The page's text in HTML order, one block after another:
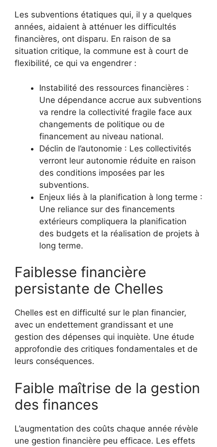
Les subventions étatiques qui, il y a quelques
années, aidaient à atténuer les difficultés
financières, ont disparu. En raison de sa
situation critique, la commune est à court de
flexibilité, ce qui va engendrer :
Instabilité des ressources financières :
Une dépendance accrue aux subventions
va rendre la collectivité fragile face aux
changements de politique ou de
financement au niveau national.
Déclin de l’autonomie : Les collectivités
verront leur autonomie réduite en raison
des conditions imposées par les
subventions.
Enjeux liés à la planification à long terme :
Une reliance sur des financements
extérieurs compliquera la planification
des budgets et la réalisation de projets à
long terme.
Faiblesse financière
persistante de Chelles
Chelles est en difficulté sur le plan financier,
avec un endettement grandissant et une
gestion des dépenses qui inquiète. Une étude
approfondie des critiques fondamentales et de
leurs conséquences.
Faible maîtrise de la gestion
des finances
L’augmentation des coûts chaque année révèle
une gestion financière peu efficace. Les effets